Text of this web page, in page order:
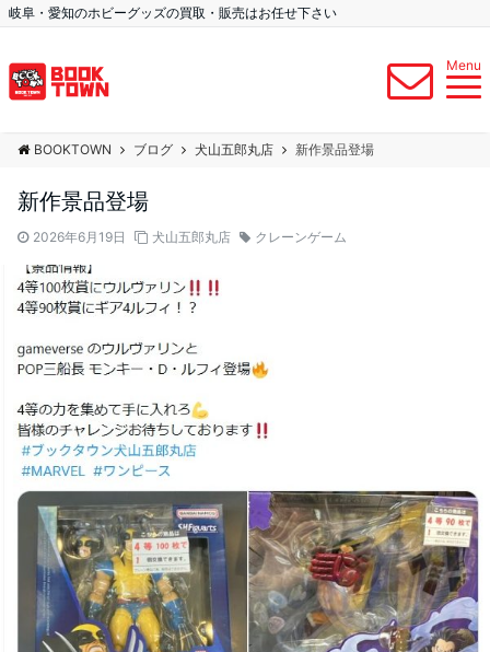
岐阜・愛知のホビーグッズの買取・販売はお任せ下さい
Menu
BOOKTOWN ブログ 犬山五郎丸店 新作景品登場
新作景品登場
2026年6月19日 犬山五郎丸店 クレーンゲーム